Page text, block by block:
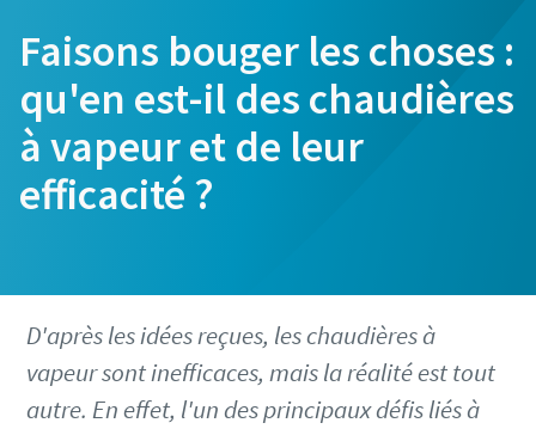
Faisons bouger les choses :
qu'en est-il des chaudières
à vapeur et de leur
efficacité ?
D'après les idées reçues, les chaudières à
vapeur sont inefficaces, mais la réalité est tout
autre. En effet, l'un des principaux défis liés à